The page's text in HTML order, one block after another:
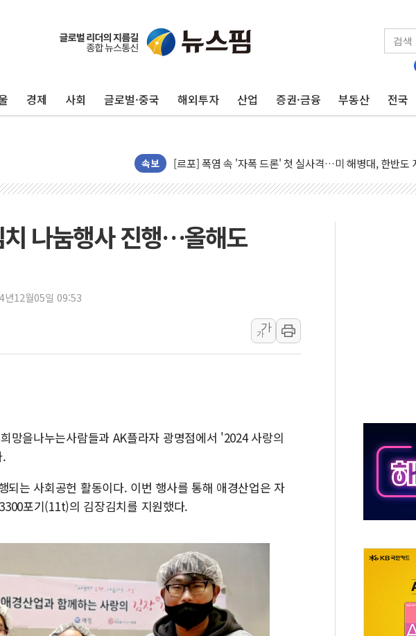
경제 사회 글로벌·중국 해외투자 산업 증권·금융 부동산 전국
속보
법원, 한미 임주현 지분 100억 가압류 결정…4자 연합 균열
엔씨, '게임스컴 2026'서 글로벌 신작 라인업 공개
[AI 카드뉴스] 어린이집·유치원 비상! 수족구병이 다시
운수업·기업활동 '원스톱'으로...데이터처, 기업 3만
공정위 "국고채 PD 15곳, 관행 아닌 담합…76조2000억
중소기업 기술자료 중국 계열사에 넘긴 세라젬…공정위
국표원, 해외직구 물놀이기구·유아용품 등 94개 제품 안
쉐이크쉑, 남양주 현대아울렛에 '다산점' 열어
부모가 정부24에서 자녀 출입국증명서 발급…7일부터 온
정청래 "2차 TV토론으로 게임 끝…김민석, 신천지 허위신
나눔행사 진행…올해도
년12월05일 09:53
가
가
망을나누는사람들과 AK플라자 광명점에서 '2024 사랑의
.
되는 사회공헌 활동이다. 이번 행사를 통해 애경산업은 자
포기(11t)의 김장김치를 지원했다.